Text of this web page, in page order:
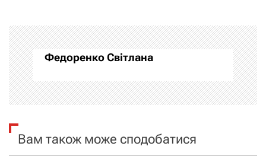
а
ц
і
Федоренко Світлана
Вам також може сподобатися